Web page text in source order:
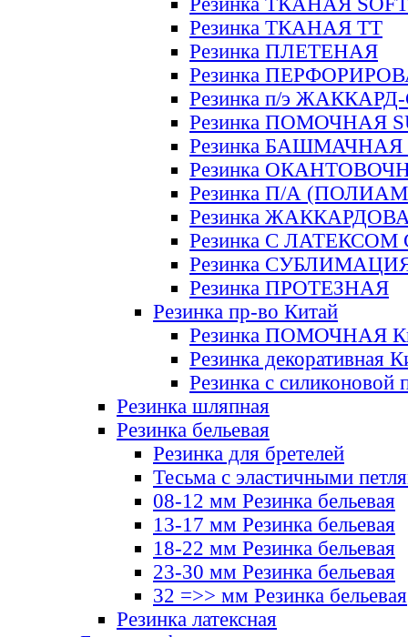
Резинка ТКАНАЯ ТТ
Резинка ПЛЕТЕНАЯ
Резинка
Резинка п/э
Резинка ПОМОЧНАЯ
Резинка БАШМАЧНАЯ
Резинка
Резинка П/А
Резинка
Резинка С ЛАТЕКСОМ
Резинка
Резинка ПРОТЕЗНАЯ
Резинка пр-во Китай
Резинка ПОМОЧНАЯ
Резинка декоративная
Резинка с силиконовой
Резинка шляпная
Резинка бельевая
Резинка для бретелей
Тесьма с эластичными
08-12 мм Резинка бельевая
13-17 мм Резинка бельевая
18-22 мм Резинка бельевая
23-30 мм Резинка бельевая
32 =>> мм Резинка бельевая
Резинка латексная